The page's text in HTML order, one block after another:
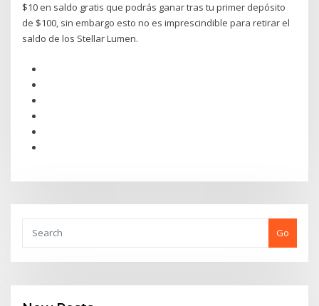
$10 en saldo gratis que podrás ganar tras tu primer depósito
de $100, sin embargo esto no es imprescindible para retirar el
saldo de los Stellar Lumen.
Go